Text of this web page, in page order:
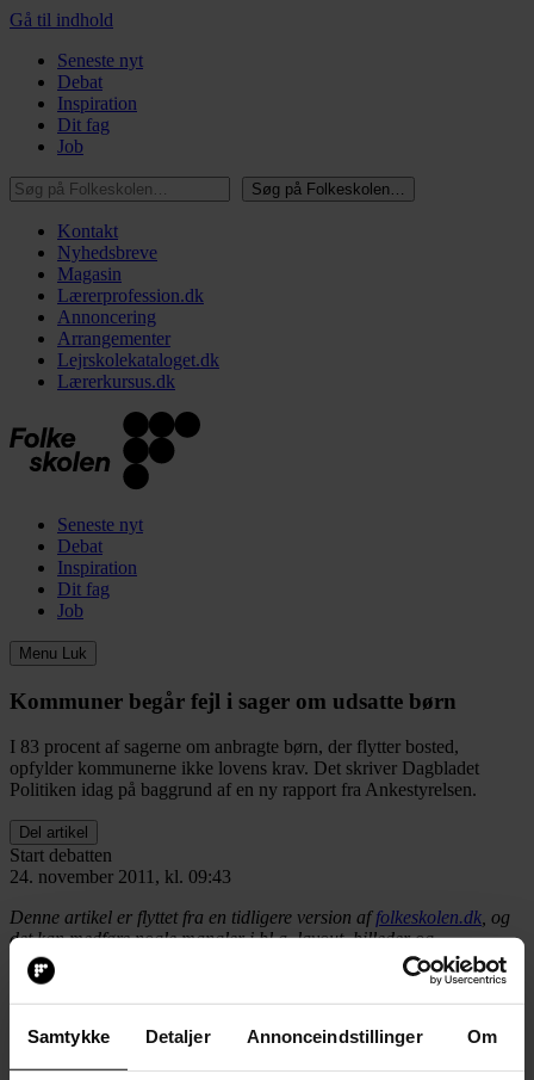
Samtykke Detaljer Annonceindstillinger Om
Gå til indhold
Seneste nyt
Debat
Inspiration
Dit fag
Job
Søg på Folkeskolen…
Søg på Folkeskolen…
Kontakt
Nyhedsbreve
Magasin
Lærerprofession.dk
Annoncering
Arrangementer
Lejrskolekataloget.dk
Lærerkursus.dk
Seneste nyt
Debat
Inspiration
Dit fag
Job
Menu Luk
Kommuner begår fejl i sager om udsatte børn
I 83 procent af sagerne om anbragte børn, der flytter bosted,
opfylder kommunerne ikke lovens krav. Det skriver Dagbladet
Politiken idag på baggrund af en ny rapport fra Ankestyrelsen.
Del artikel
Start debatten
24. november 2011, kl. 09:43
Denne artikel er flyttet fra en tidligere version affolkeskolen.dk, og
det kan medføre nogle mangler i bl.a. layout, billeder og
billedbeskæring.
Del artikel
Start debatten
Politiken: Kommuner fejleri 4 ud af 5 sager om udsatte børn